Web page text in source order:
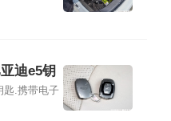
迪e5钥
匙.携带电子